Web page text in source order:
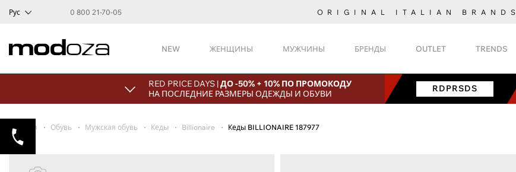
Рус 0 800 21-70-05 ORIGINAL ITALIAN BRANDS
NEW ЖЕНЩИНЫ МУЖЧИНЫ БРЕНДЫ OUTLET TRENDS
RED PRICE DAYS |ДО -50% + 10% ПО ПРОМОКОДУ
НА ПОСЛЕДНИЕ РАЗМЕРЫ ОДЕЖДЫ И ОБУВИ
RDPRSDS
Главная Обувь Мужская обувь Кеды Billionaire Кеды BILLIONAIRE 187977